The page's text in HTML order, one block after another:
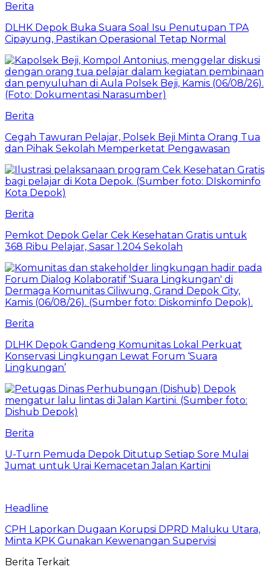
Berita
DLHK Depok Buka Suara Soal Isu Penutupan TPA
Cipayung, Pastikan Operasional Tetap Normal
Berita
Cegah Tawuran Pelajar, Polsek Beji Minta Orang Tua
dan Pihak Sekolah Memperketat Pengawasan
Berita
Pemkot Depok Gelar Cek Kesehatan Gratis untuk
368 Ribu Pelajar, Sasar 1.204 Sekolah
Berita
DLHK Depok Gandeng Komunitas Lokal Perkuat
Konservasi Lingkungan Lewat Forum ‘Suara
Lingkungan’
Berita
U-Turn Pemuda Depok Ditutup Setiap Sore Mulai
Jumat untuk Urai Kemacetan Jalan Kartini
Headline
CPH Laporkan Dugaan Korupsi DPRD Maluku Utara,
Minta KPK Gunakan Kewenangan Supervisi
Berita Terkait